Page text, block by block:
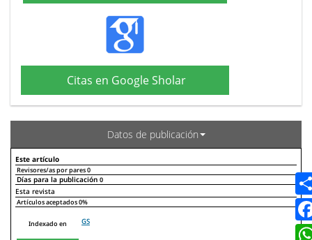
Citas en Google Sholar
Datos de publicación
Este artículo
Revisores/as por pares0
Días para la publicación 0
Declaraciones de autoría
Esta revista
Artículos aceptados0%
Indexado en GS